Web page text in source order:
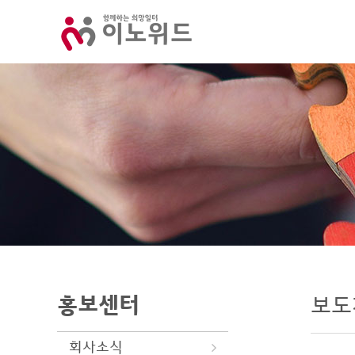
홍보센터
회사소식
보